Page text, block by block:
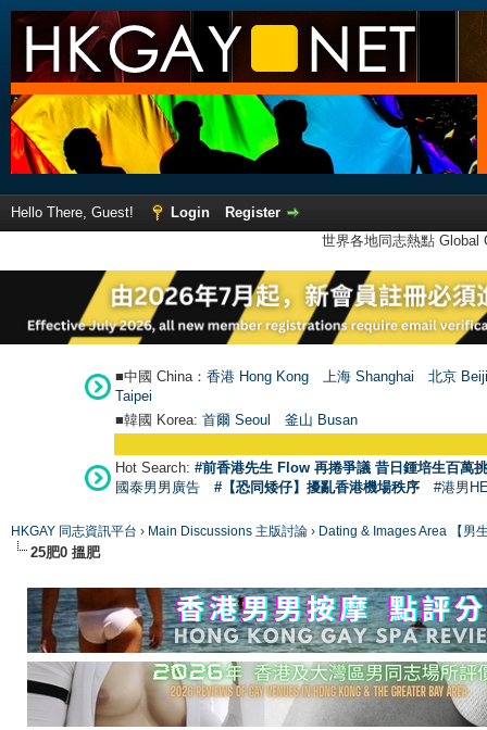
Hello There, Guest! Login
Register
世界各地同志熱點
■中國 China： 香港 Hong Kong 上海 Shanghai
北京
Taipei
■韓國 Korea: 首爾 Seoul 釜山 Busan
Hot Search: #前香港先生 Flow 再捲爭議 昔日鍾培生百萬
國泰男男廣告
#【恐同矮仔】擾亂香港機場秩序 #港男
HKGAY 同志資訊平台 › Main Discussions 主版討論 › Dating & Images Area 【男
25肥0 搵肥